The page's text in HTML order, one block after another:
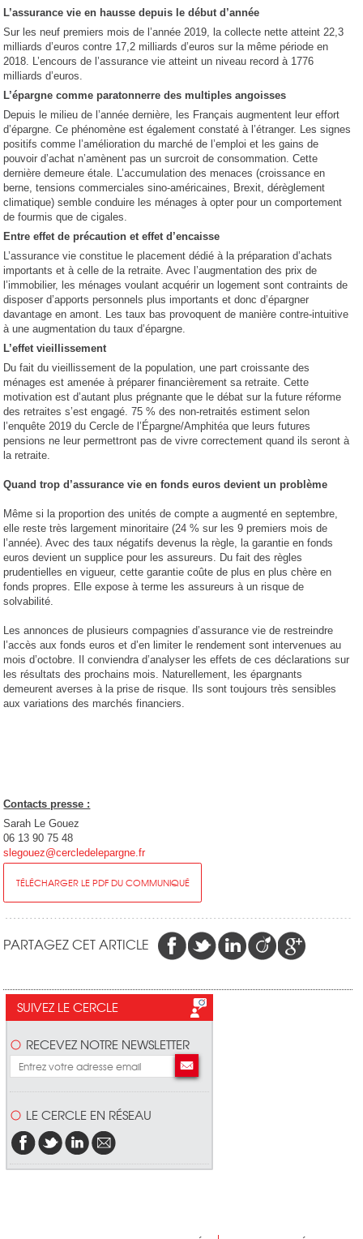
L’assurance vie en hausse depuis le début d’année
Sur les neuf premiers mois de l’année 2019, la collecte nette atteint 22,3
milliards d’euros contre 17,2 milliards d’euros sur la même période en
2018. L’encours de l’assurance vie atteint un niveau record à 1776
milliards d’euros.
L’épargne comme paratonnerre des multiples angoisses
Depuis le milieu de l’année dernière, les Français augmentent leur effort
d’épargne. Ce phénomène est également constaté à l’étranger. Les signes
positifs comme l’amélioration du marché de l’emploi et les gains de
pouvoir d’achat n’amènent pas un surcroit de consommation. Cette
dernière demeure étale. L’accumulation des menaces (croissance en
berne, tensions commerciales sino-américaines, Brexit, dérèglement
climatique) semble conduire les ménages à opter pour un comportement
de fourmis que de cigales.
Entre effet de précaution et effet d’encaisse
L’assurance vie constitue le placement dédié à la préparation d’achats
importants et à celle de la retraite. Avec l’augmentation des prix de
l’immobilier, les ménages voulant acquérir un logement sont contraints de
disposer d’apports personnels plus importants et donc d’épargner
davantage en amont. Les taux bas provoquent de manière contre-intuitive
à une augmentation du taux d’épargne.
L’effet vieillissement
Du fait du vieillissement de la population, une part croissante des
ménages est amenée à préparer financièrement sa retraite. Cette
motivation est d’autant plus prégnante que le débat sur la future réforme
des retraites s’est engagé. 75 % des non-retraités estiment selon
l’enquête 2019 du Cercle de l’Épargne/Amphitéa que leurs futures
pensions ne leur permettront pas de vivre correctement quand ils seront à
la retraite.
Quand trop d’assurance vie en fonds euros devient un problème
Même si la proportion des unités de compte a augmenté en septembre,
elle reste très largement minoritaire (24 % sur les 9 premiers mois de
l’année). Avec des taux négatifs devenus la règle, la garantie en fonds
euros devient un supplice pour les assureurs. Du fait des règles
prudentielles en vigueur, cette garantie coûte de plus en plus chère en
fonds propres. Elle expose à terme les assureurs à un risque de
solvabilité.
Les annonces de plusieurs compagnies d’assurance vie de restreindre
l’accès aux fonds euros et d’en limiter le rendement sont intervenues au
mois d’octobre. Il conviendra d’analyser les effets de ces déclarations sur
les résultats des prochains mois. Naturellement, les épargnants
demeurent averses à la prise de risque. Ils sont toujours très sensibles
aux variations des marchés financiers.
Contacts presse :
Sarah Le Gouez
06 13 90 75 48
slegouez@cercledelepargne.fr
TÉLÉCHARGER LE PDF DU COMMUNIQUÉ
PARTAGEZ CET ARTICLE
SUIVEZ LE CERCLE
RECEVEZ NOTRE NEWSLETTER
LE CERCLE EN RÉSEAU